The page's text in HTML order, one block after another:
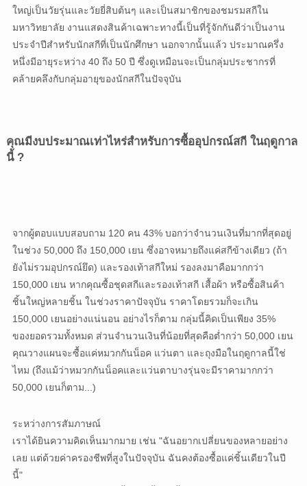
ใหญ่เป็นวัยรุ่นและวัยยี่สิบต้นๆ และเป็นสมาชิกของชมรมสกีใน
มหาวิทยาลัย งานแสดงสินค้าเฉพาะทางนี้เป็นที่รู้จักกันดีว่าเป็นงาน
ประจำปีสำหรับนักสกีที่เป็นนักศึกษา นอกจากนั้นแล้ว ประมาณครึ่ง
หนึ่งมีอายุระหว่าง 40 ถึง 50 ปี ซึ่งดูเหมือนจะเป็นกลุ่มประชากรที่
คล้ายคลึงกับกลุ่มอายุของนักสกีในปัจจุบัน
คุณมีงบประมาณเท่าไหร่สำหรับการซื้ออุปกรณ์สกี ในฤดูกาล
นี้?
จากผู้ตอบแบบสอบถาม 120 คน 43% บอกว่าจำนวนเงินที่มากที่สุดอยู่
ในช่วง 50,000 ถึง 150,000 เยน ซึ่งอาจหมายถึงแค่สกีข้างเดียว (ถ้า
ยังไม่รวมอุปกรณ์ยึด) และรองเท้าสกีใหม่ รองลงมาคือมากกว่า
150,000 เยน หากคุณซื้อชุดสกีและรองเท้าสกี เสื้อผ้า หรือซื้อสินค้า
ชิ้นใหญ่หลายชิ้น ในช่วงราคาปัจจุบัน ราคาโดยรวมก็จะเกิน
150,000 เยนอย่างแน่นอน อย่างไรก็ตาม กลุ่มนี้คิดเป็นเพียง 35%
ของยอดรวมทั้งหมด ส่วนจำนวนเงินที่น้อยที่สุดคือต่ำกว่า 50,000 เยน
คุณวางแผนจะซื้อแค่หมวกกันน็อค แว่นตา และถุงมือในฤดูกาลนี้ใช่
ไหม (ถึงแม้ว่าหมวกกันน็อคและแว่นตาบางรุ่นจะมีราคามากกว่า
50,000 เยนก็ตาม...)
ระหว่างการสัมภาษณ์
เราได้ยินความคิดเห็นมากมาย เช่น "ฉันอยากเปลี่ยนของหลายอย่าง
เลย แต่ด้วยค่าครองชีพที่สูงในปัจจุบัน ฉันคงต้องซื้อแค่ชิ้นเดียวในปี
นี้"